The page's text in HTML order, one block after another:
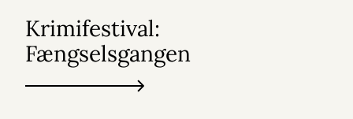
Krimifestival:
Fængselsgangen